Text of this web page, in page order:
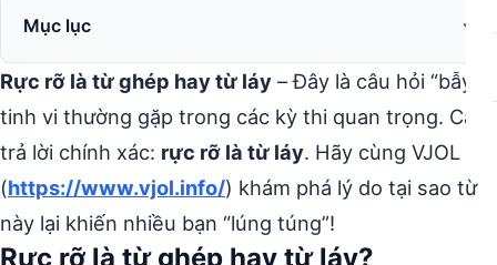
Mục lục
Rực rỡ là từ ghép hay từ láy – Đây là câu hỏi “bẫy”
tinh vi thường gặp trong các kỳ thi quan trọng. Câu
trả lời chính xác: rực rỡ là từ láy. Hãy cùng VJOL
(https://www.vjol.info/) khám phá lý do tại sao từ
này lại khiến nhiều bạn “lúng túng”!
Rực rỡ là từ ghép hay từ láy?